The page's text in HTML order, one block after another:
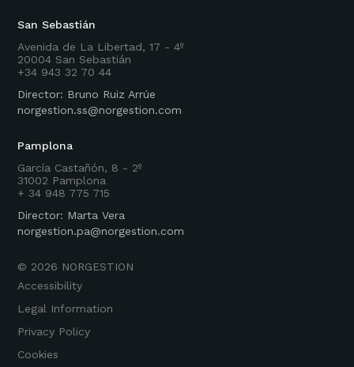
San Sebastián
Avenida de La Libertad, 17 - 4º
20004 San Sebastián
+34 943 32 70 44
Director: Bruno Ruiz Arrúe
norgestion.ss@norgestion.com
Pamplona
García Castañón, 8 - 2º
31002 Pamplona
+ 34 948 775 715
Director: Marta Vera
norgestion.pa@norgestion.com
Accessibility
Legal Information
Privacy Policy
Cookies
© 2026 NORGESTION